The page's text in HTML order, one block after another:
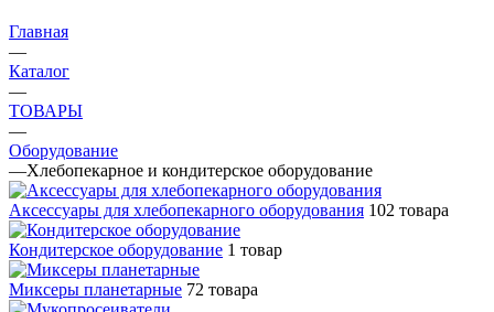
Главная
—
Каталог
—
ТОВАРЫ
—
Оборудование
—Хлебопекарное и кондитерское оборудование
Аксессуары для хлебопекарного оборудования 102 товара
Кондитерское оборудование 1 товар
Миксеры планетарные 72 товара